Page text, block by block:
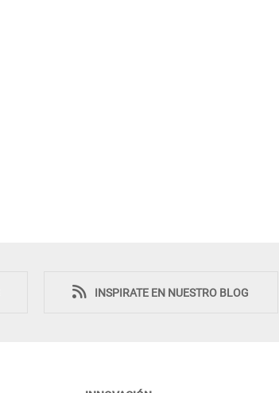
INSPIRATE EN NUESTRO BLOG